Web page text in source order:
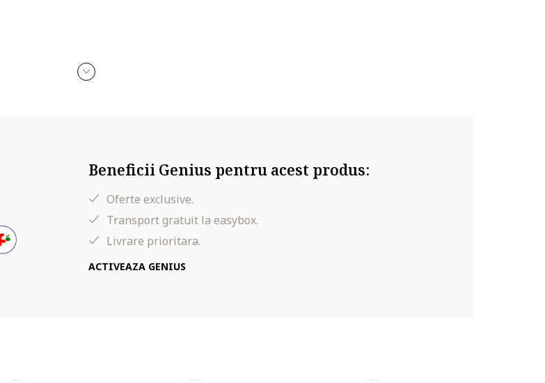
Beneficii Genius pentru acest produs:
Oferte exclusive.
Transport gratuit la easybox.
Livrare prioritara.
ACTIVEAZA GENIUS